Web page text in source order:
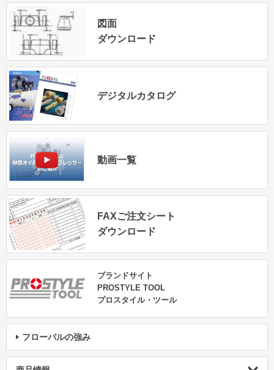
図面
ダウンロード
デジタルカタログ
動画一覧
FAXご注文シート
ダウンロード
ブランドサイト
PROSTYLE TOOL
プロスタイル・ツール
フローバルの強み